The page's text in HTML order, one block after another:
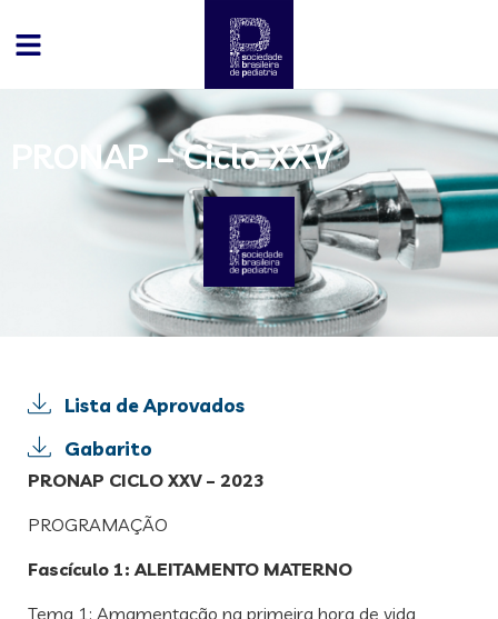
PRONAP – Ciclo XXV
Lista de Aprovados
Gabarito
PRONAP CICLO XXV – 2023
PROGRAMAÇÃO
Fascículo 1: ALEITAMENTO MATERNO
Tema 1: Amamentação na primeira hora de vida